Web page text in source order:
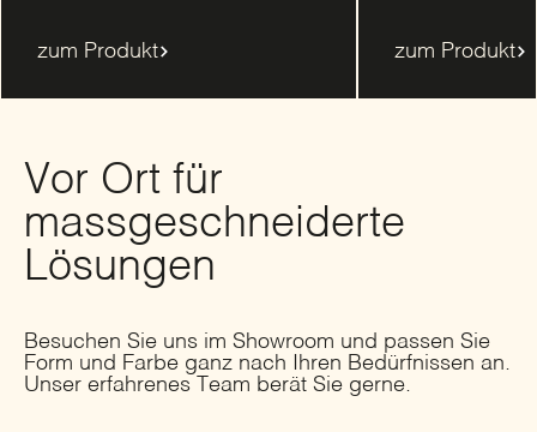
zum Produkt zum Produkt
Vor Ort für
massgeschneiderte
Lösungen
Besuchen Sie uns im Showroom und passen Sie
Form und Farbe ganz nach Ihren Bedürfnissen an.
Unser erfahrenes Team berät Sie gerne.